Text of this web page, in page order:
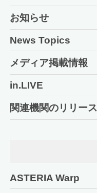
お知らせ
News Topics
メディア掲載情報
in.LIVE
関連機関のリリース
ASTERIA Warp